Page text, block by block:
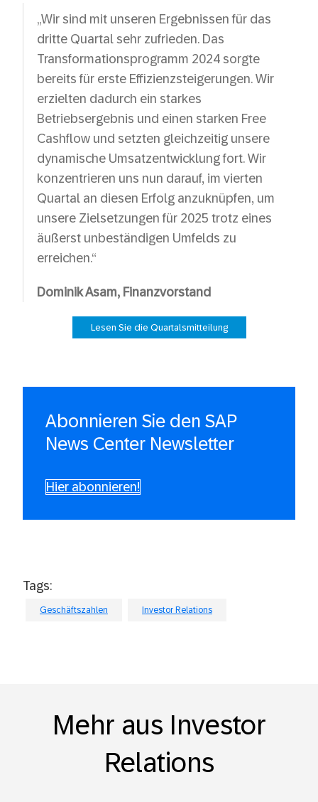
„Wir sind mit unseren Ergebnissen für das
dritte Quartal sehr zufrieden. Das
Transformationsprogramm 2024 sorgte
bereits für erste Effizienzsteigerungen. Wir
erzielten dadurch ein starkes
Betriebsergebnis und einen starken Free
Cashflow und setzten gleichzeitig unsere
dynamische Umsatzentwicklung fort. Wir
konzentrieren uns nun darauf, im vierten
Quartal an diesen Erfolg anzuknüpfen, um
unsere Zielsetzungen für 2025 trotz eines
äußerst unbeständigen Umfelds zu
erreichen.“
Dominik Asam, Finanzvorstand
Lesen Sie die Quartalsmitteilung
Abonnieren Sie den SAP
News Center Newsletter
Hier abonnieren!
Tags:
Geschäftszahlen Investor Relations
Mehr aus Investor
Relations